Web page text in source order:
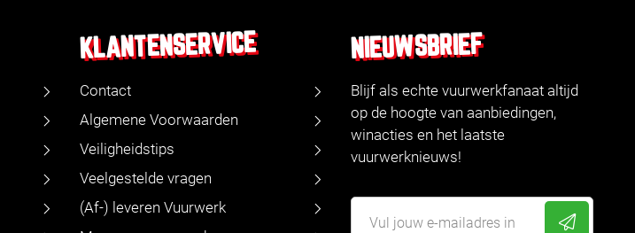
KLANTENSERVICE
Contact
Algemene Voorwaarden
Veiligheidstips
Veelgestelde vragen
(Af-) leveren Vuurwerk
NIEUWSBRIEF
Blijf als echte vuurwerkfanaat altijd
op de hoogte van aanbiedingen,
winacties en het laatste
vuurwerknieuws!